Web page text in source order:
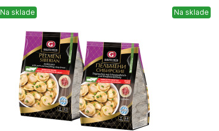
Na sklade Na sklade